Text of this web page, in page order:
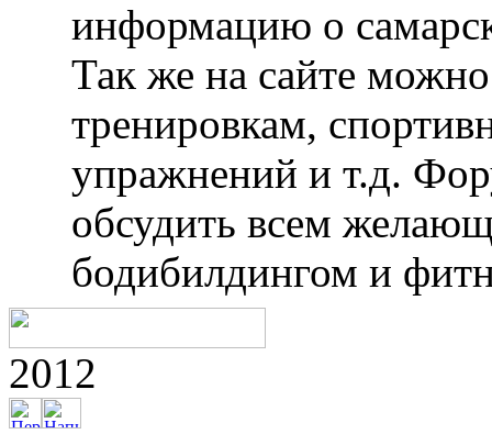
информацию о
Так же на сайте
тренировкам,
упражнений и т.д.
обсудить всем
бодибилдингом и
2012